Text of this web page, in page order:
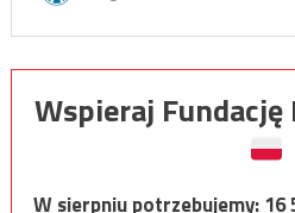
Wspieraj
W sierpniu potrzebujemy:16